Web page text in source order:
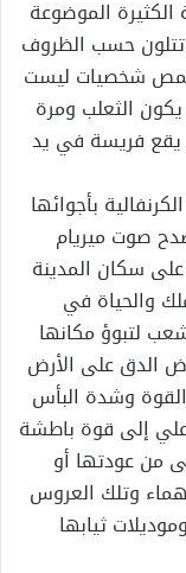
الكثيرة الموضوعة
حسب الظروف
شخصيات ليست
الثعلب ومرة
يقع فريسة في يد
بأجوائها
صوت ميريام
على سكان المدينة
والحياة في
لتبوؤ مكانها
الدق على الأرض
وشدة البأس
علي إلى قوة باطشة
من عودتها أو
وتلك العروس
ثيابها